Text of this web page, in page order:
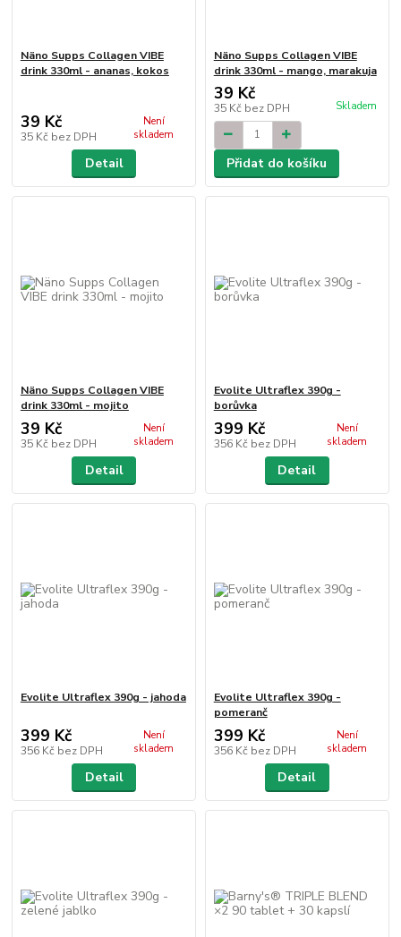
Näno Supps Collagen VIBE
drink 330ml - ananas, kokos
39 Kč
35 Kč bez DPH
Není
skladem
Detail
Näno Supps Collagen VIBE
drink 330ml - mango, marakuja
39 Kč
35 Kč bez DPH Skladem
Přidat do košíku
Näno Supps Collagen VIBE
drink 330ml - mojito
39 Kč
35 Kč bez DPH
Není
skladem
Detail
Evolite Ultraflex 390g -
borůvka
399 Kč
356 Kč bez DPH
Není
skladem
Detail
Evolite Ultraflex 390g - jahoda
399 Kč
356 Kč bez DPH
Není
skladem
Detail
Evolite Ultraflex 390g -
pomeranč
399 Kč
356 Kč bez DPH
Není
skladem
Detail